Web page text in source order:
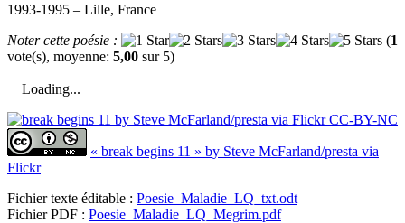
1993-1995 – Lille, France
Noter cette poésie :
(1
vote(s), moyenne: 5,00 sur 5)
Loading...
« break begins 11 » by Steve McFarland/presta via
Flickr
Fichier texte éditable : Poesie_Maladie_LQ_txt.odt
Fichier PDF : Poesie_Maladie_LQ_Megrim.pdf